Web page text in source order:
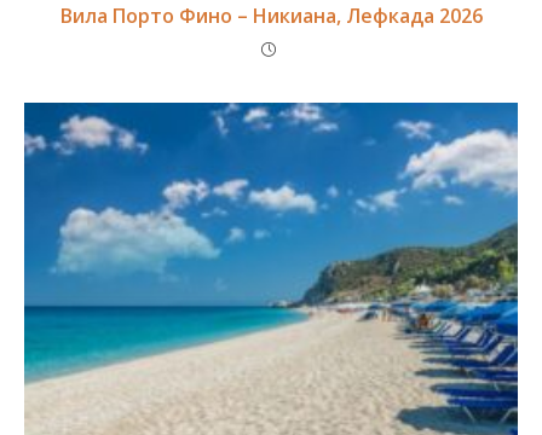
Вила Порто Фино – Никиана, Лефкада 2026